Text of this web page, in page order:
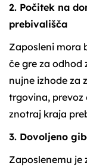
2. Počitek na
prebivališča
Zaposleni mora
če gre za odhod
nujne izhode za
trgovina, prevoz
znotraj kraja
3. Dovoljeno
Zaposlenemu